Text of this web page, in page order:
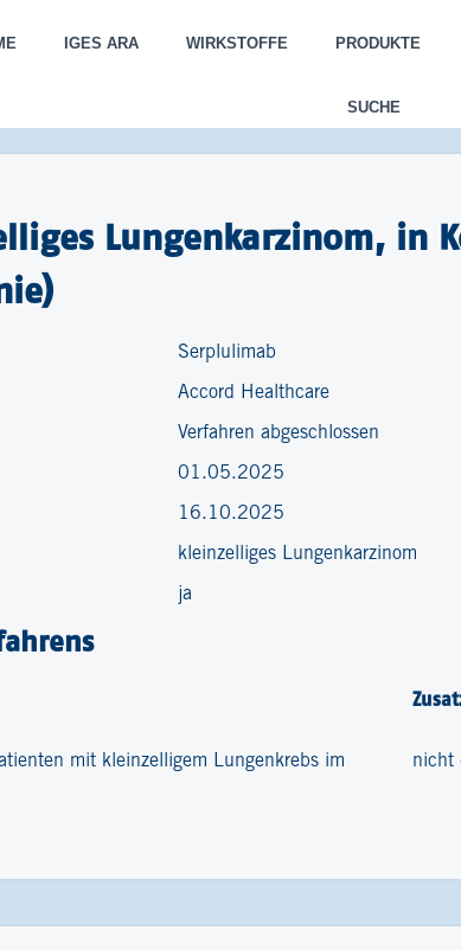
IGES ARA WIRKSTOFFE PRODUKTE
SUCHE
Lungenkarzinom, in
Serplulimab
Accord Healthcare
Verfahren abgeschlossen
01.05.2025
16.10.2025
kleinzelliges Lungenkarzinom
ja
mit kleinzelligem Lungenkrebs im
nicht